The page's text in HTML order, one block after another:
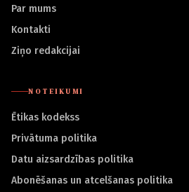
Par mums
Kontakti
Ziņo redakcijai
NOTEIKUMI
Ētikas kodekss
Privātuma politika
Datu aizsardzības politika
Abonēšanas un atcelšanas politika